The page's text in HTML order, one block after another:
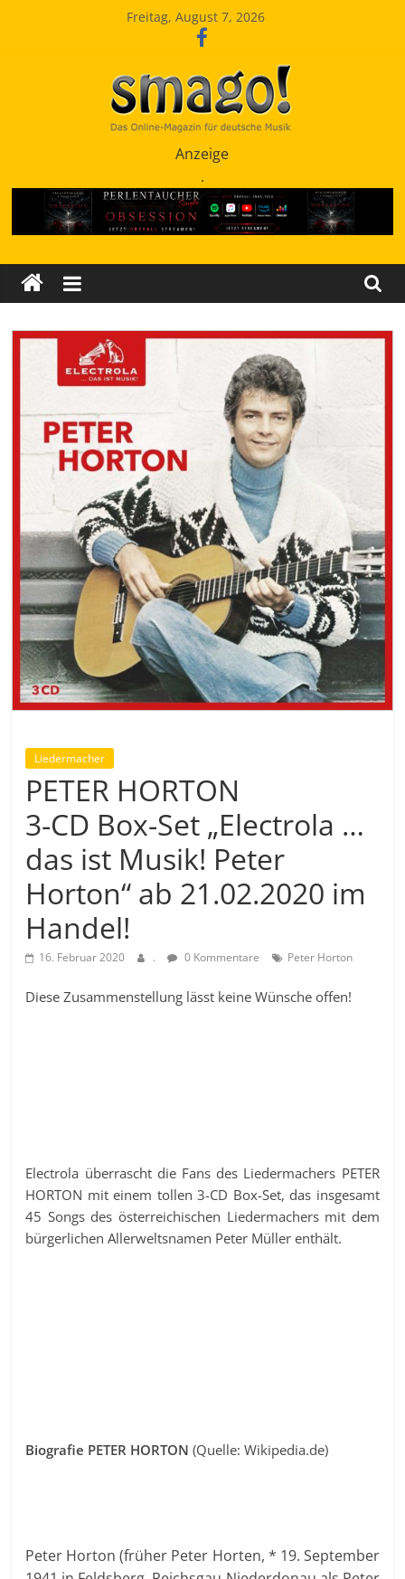
Freitag, August 7, 2026
SchlagerMAGazinOnline
Anzeige
.
Liedermacher
PETER HORTON
3-CD Box-Set „Electrola …
das ist Musik! Peter
Horton“ ab 21.02.2020 im
Handel!
16. Februar 2020 . 0 Kommentare Peter Horton
Diese Zusammenstellung lässt keine Wünsche offen!
Electrola überrascht die Fans des Liedermachers PETER
HORTON mit einem tollen 3-CD Box-Set, das insgesamt
45 Songs des österreichischen Liedermachers mit dem
bürgerlichen Allerweltsnamen Peter Müller enthält.
Biografie PETER HORTON (Quelle: Wikipedia.de)
Peter Horton (früher Peter Horten, * 19. September